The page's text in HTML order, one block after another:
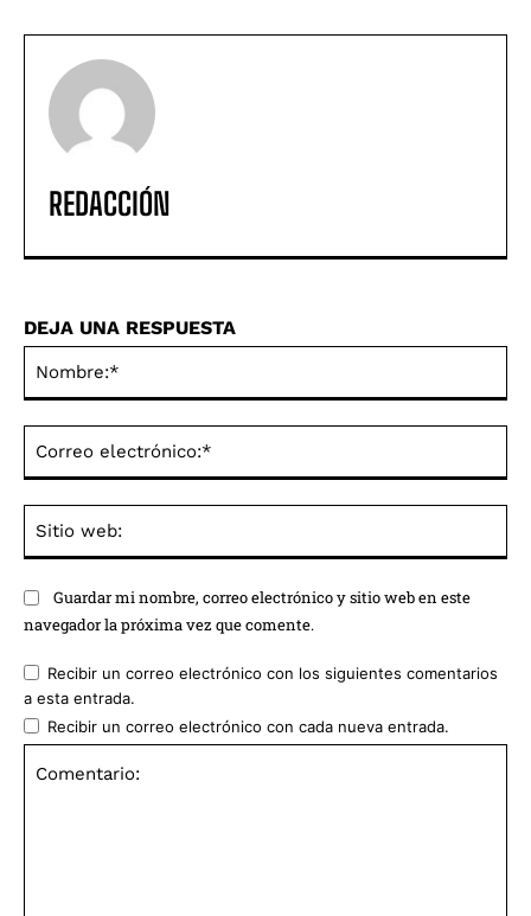
REDACCIÓN
DEJA UNA RESPUESTA
Guardar mi nombre, correo electrónico y sitio web en este
navegador la próxima vez que comente.
Recibir un correo electrónico con los siguientes comentarios
a esta entrada.
Recibir un correo electrónico con cada nueva entrada.